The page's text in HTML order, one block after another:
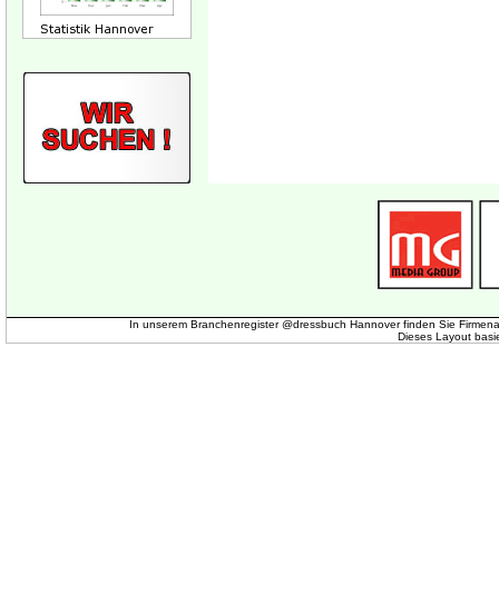
In unserem Branchenregister @dressbuch Hannover finden Sie
Dieses Layout